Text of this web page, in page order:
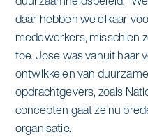
Offerte aanvragen
daar hebben we elkaar
medewerkers, misschien
toe. Jose was vanuit haar
ontwikkelen van
opdrachtgevers, zoals
concepten gaat ze nu
organisatie.